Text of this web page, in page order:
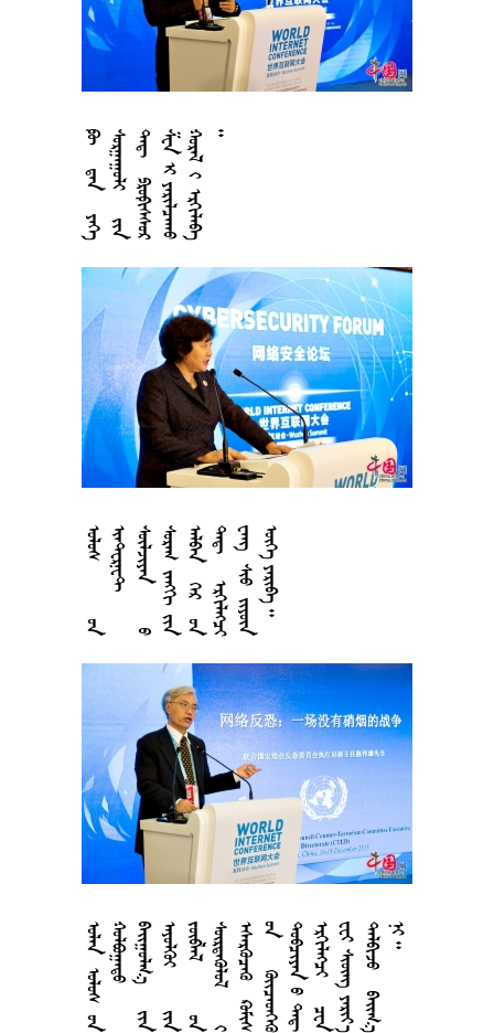



























































 













































































 








































































































































 